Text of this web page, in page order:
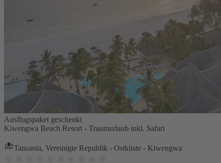
Ausflugspaket geschenkt
Kiwengwa Beach Resort - Traumurlaub inkl. Safari
Tansania, Vereinigte Republik - Ostküste - Kiwengwa